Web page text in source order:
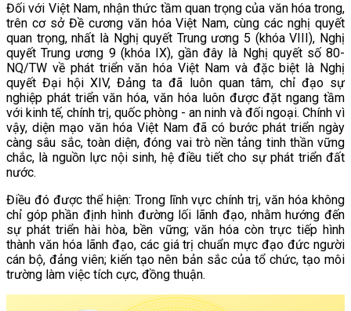
Đối với Việt Nam, nhận thức tầm quan trọng của văn hóa trong,
trên cơ sở Đề cương văn hóa Việt Nam, cùng các nghị quyết
quan trọng, nhất là Nghị quyết Trung ương 5 (khóa VIII), Nghị
quyết Trung ương 9 (khóa IX), gần đây là Nghị quyết số 80-
NQ/TW về phát triển văn hóa Việt Nam và đặc biệt là Nghị
quyết Đại hội XIV, Đảng ta đã luôn quan tâm, chỉ đạo sự
nghiệp phát triển văn hóa, văn hóa luôn được đặt ngang tầm
với kinh tế, chính trị, quốc phòng - an ninh và đối ngoại. Chính vì
vậy, diện mạo văn hóa Việt Nam đã có bước phát triển ngày
càng sâu sắc, toàn diện, đóng vai trò nền tảng tinh thần vững
chắc, là nguồn lực nội sinh, hệ điều tiết cho sự phát triển đất
nước.
Điều đó được thể hiện: Trong lĩnh vực chính trị, văn hóa không
chỉ góp phần định hình đường lối lãnh đạo, nhằm hướng đến
sự phát triển hài hòa, bền vững; văn hóa còn trực tiếp hình
thành văn hóa lãnh đạo, các giá trị chuẩn mực đạo đức người
cán bộ, đảng viên; kiến tạo nên bản sắc của tổ chức, tạo môi
trường làm việc tích cực, đồng thuận.